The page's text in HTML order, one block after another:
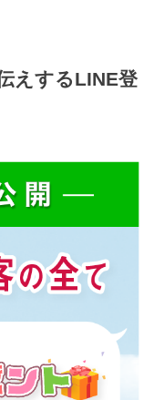
えするLINE登